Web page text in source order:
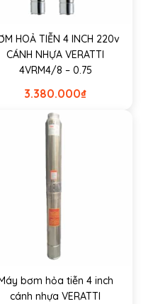
HOẢ TIỄN 4 INCH 220v
CÁNH NHỰA VERATTI
4VRM4/8 – 0.75
₫
3.380.000
bơm hỏa tiễn 4 inch
cánh nhựa VERATTI